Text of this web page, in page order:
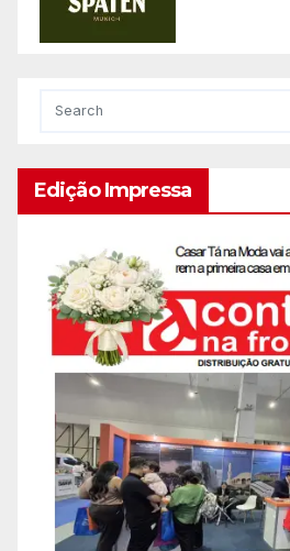
Edição Impressa